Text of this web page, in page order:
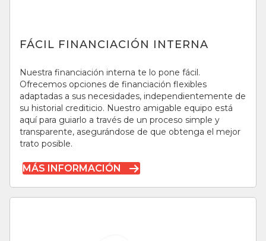
FÁCIL FINANCIACIÓN INTERNA
Nuestra financiación interna te lo pone fácil.
Ofrecemos opciones de financiación flexibles
adaptadas a sus necesidades, independientemente de
su historial crediticio. Nuestro amigable equipo está
aquí para guiarlo a través de un proceso simple y
transparente, asegurándose de que obtenga el mejor
trato posible.
MÁS INFORMACIÓN